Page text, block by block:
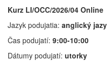
Kurz LI/OCC/2026/04 Online
Jazyk podujatia: anglický
Čas podujatí: 9:00-10:00
Dátumy podujatí: utorky